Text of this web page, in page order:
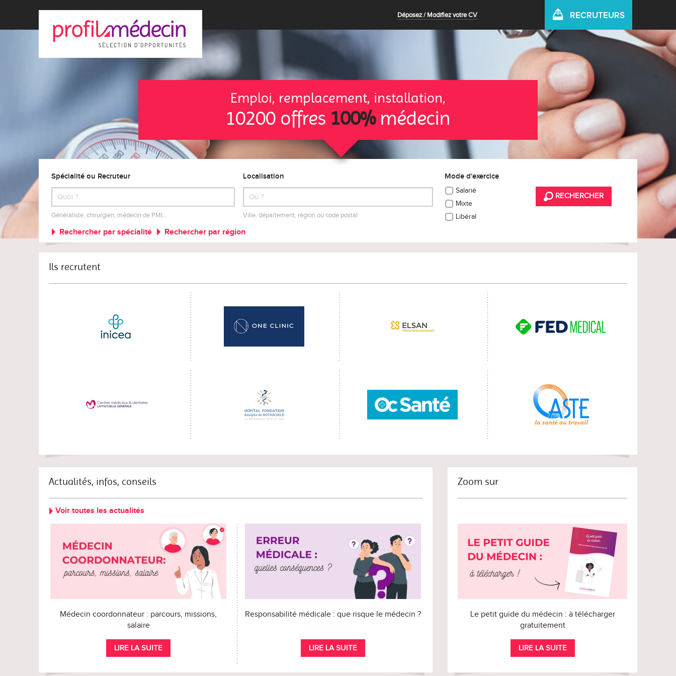
Déposez / Modifiez votre CV RECRUTEURS
Emploi, remplacement, installation,
10200 offres 100%médecin
Spécialité ou Recruteur
Généraliste, chirurgien, médecin de PMI…
Localisation
Ville, département, région ou code postal
Mode d'exercice
Salarié
Mixte
Libéral
RECHERCHER
Rechercher par spécialité Rechercher par région
Ils recrutent
Actualités, infos, conseils
Voir toutes les actualités
Médecin coordonnateur : parcours, missions,
salaire
LIRE LA SUITE
Responsabilité médicale : que risque le médecin ?
LIRE LA SUITE
Zoom sur
Le petit guide du médecin : à télécharger
gratuitement
LIRE LA SUITE